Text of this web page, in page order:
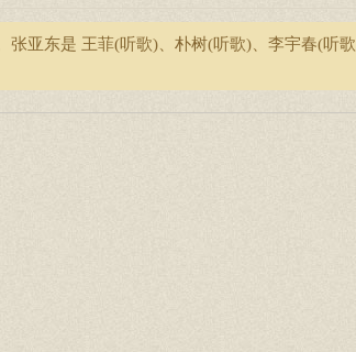
张亚东是 王菲(听歌)、朴树(听歌)、李宇春(听歌